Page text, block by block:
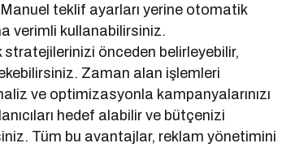
Manuel teklif ayarları yerine otomatik
verimli kullanabilirsiniz.
stratejilerinizi önceden belirleyebilir,
Zaman alan işlemleri
ve optimizasyonla kampanyalarınızı
hedef alabilir ve bütçenizi
Tüm bu avantajlar, reklam yönetimini